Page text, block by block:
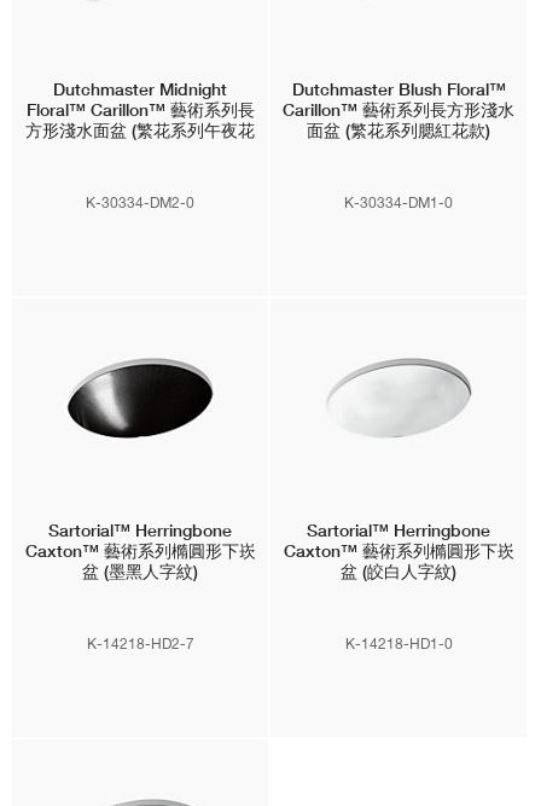
Dutchmaster Midnight
Floral™ Carillon™ 藝術系列長
方形淺水面盆 (繁花系列午夜花
K-30334-DM2-0
Dutchmaster Blush Floral™
Carillon™ 藝術系列長方形淺水
面盆 (繁花系列腮紅花款)
K-30334-DM1-0
Sartorial™ Herringbone
Caxton™ 藝術系列橢圓形下崁
盆 (墨黑人字紋)
K-14218-HD2-7
Sartorial™ Herringbone
Caxton™ 藝術系列橢圓形下崁
盆 (皎白人字紋)
K-14218-HD1-0